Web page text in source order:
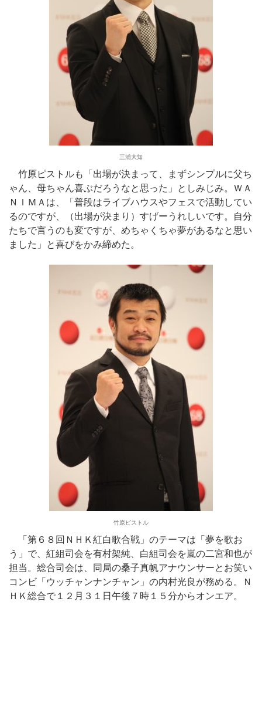
三浦大知
竹原ピストルも「出場が決まって、まずシンプルに父ち
ゃん、母ちゃん喜ぶだろうなと思った」としみじみ。ＷＡ
ＮＩＭＡは、「普段はライブハウスやフェスで活動してい
るのですが、（出場が決まり）すげーうれしいです。自分
たちで言うのも変ですが、めちゃくちゃ夢があるなと思い
ました」と喜びをかみ締めた。
竹原ピストル
「第６８回ＮＨＫ紅白歌合戦」のテーマは「夢を歌お
う」で、紅組司会を有村架純、白組司会を嵐の二宮和也が
担当。総合司会は、同局の桑子真帆アナウンサーとお笑い
コンビ「ウッチャンナンチャン」の内村光良が務める。Ｎ
ＨＫ総合で１２月３１日午後７時１５分からオンエア。